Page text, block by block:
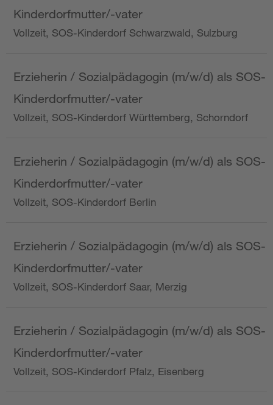
Kinderdorfmutter/-vater
Vollzeit, SOS-Kinderdorf Schwarzwald, Sulzburg
Erzieherin / Sozialpädagogin (m/w/d) als SOS-
Kinderdorfmutter/-vater
Vollzeit, SOS-Kinderdorf Württemberg, Schorndorf
Erzieherin / Sozialpädagogin (m/w/d) als SOS-
Kinderdorfmutter/-vater
Vollzeit, SOS-Kinderdorf Berlin
Erzieherin / Sozialpädagogin (m/w/d) als SOS-
Kinderdorfmutter/-vater
Vollzeit, SOS-Kinderdorf Saar, Merzig
Erzieherin / Sozialpädagogin (m/w/d) als SOS-
Kinderdorfmutter/-vater
Vollzeit, SOS-Kinderdorf Pfalz, Eisenberg